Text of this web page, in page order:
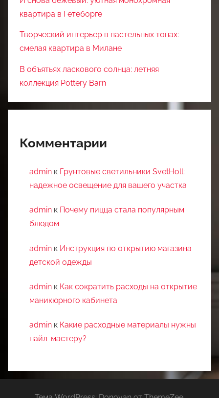
квартира в Гетеборге
Творческий интерьер в пастельных тонах:
смелая квартира в Милане
В объятьях ласкового солнца: летняя
коллекция Pottery Barn
Комментарии
admin к Грунтовые светильники SvetHoll:
надежное освещение для вашего участка
admin к Почему пицца стала популярным
блюдом
admin к Инструкция по открытию магазина
детской одежды
admin к Как сократить расходы на открытие
маникюрного кабинета
admin к Какие расходные материалы нужны
найл-мастеру?